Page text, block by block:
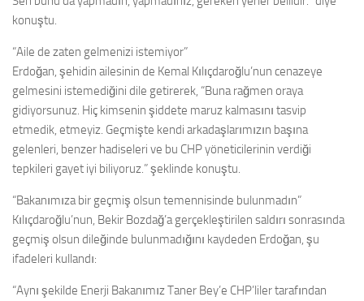
konuştu.
“Aile de zaten gelmenizi istemiyor”
Erdoğan, şehidin ailesinin de Kemal Kılıçdaroğlu’nun cenazeye
gelmesini istemediğini dile getirerek, “Buna rağmen oraya
gidiyorsunuz. Hiç kimsenin şiddete maruz kalmasını tasvip
etmedik, etmeyiz. Geçmişte kendi arkadaşlarımızın başına
gelenleri, benzer hadiseleri ve bu CHP yöneticilerinin verdiği
tepkileri gayet iyi biliyoruz.” şeklinde konuştu.
“Bakanımıza bir geçmiş olsun temennisinde bulunmadın”
Kılıçdaroğlu’nun, Bekir Bozdağ’a gerçekleştirilen saldırı sonrasında
geçmiş olsun dileğinde bulunmadığını kaydeden Erdoğan, şu
ifadeleri kullandı:
“Aynı şekilde Enerji Bakanımız Taner Bey’e CHP’liler tarafından